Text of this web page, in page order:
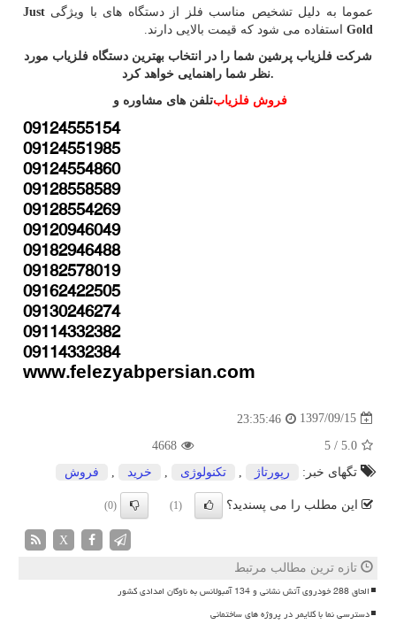
عموما به دلیل تشخیص مناسب فلز از دستگاه های با ویژگی Just
Gold استفاده می شود که قیمت بالایی دارند.
شرکت فلزیاب پرشین شما را در انتخاب بهترین دستگاه فلزیاب مورد
نظر شما راهنمایی خواهد کرد.
تلفن های مشاوره وفروش فلزیاب
09124555154
09124551985
09124554860
09128558589
09128554269
09120946049
09182946488
09182578019
09162422505
09130246274
09114332382
09114332384
www.felezyabpersian.com
1397/09/15
23:35:46
5.0
/
5
4668
تگهای خبر:
رپورتاژ تكنولوژی خرید فروش
این مطلب را می پسندید؟ (1)
(0)
X
تازه ترین مطالب مرتبط
الحاق 288 خودروی آتش نشانی و 134 آمبولانس به ناوگان امدادی کشور
دسترسی نما با کلایمر در پروژه های ساختمانی